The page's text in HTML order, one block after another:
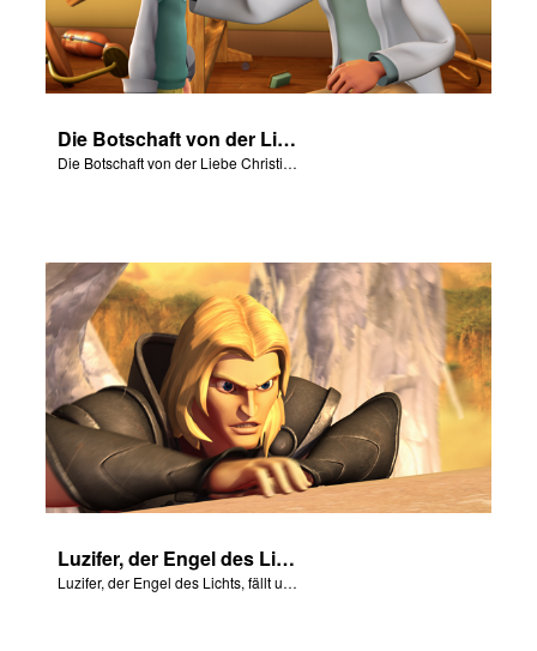
Die Botschaft von der Liebe Christi für uns mit Szenen von „Am Anfang“.
Die Botschaft von der Liebe Christi für uns mit Szenen von „Am Anfang“.
Luzifer, der Engel des Lichts, fällt und wird zum Satan.
Luzifer, der Engel des Lichts, fällt und wird zum Satan.